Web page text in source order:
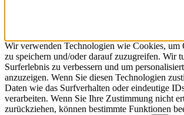
Wir verwenden Technologien wie Cookies, um
zu speichern und/oder darauf zuzugreifen. Wir
Surferlebnis zu verbessern und um
anzuzeigen. Wenn Sie diesen Technologien
Daten wie das Surfverhalten oder eindeutige
verarbeiten. Wenn Sie Ihre Zustimmung nicht
zurückziehen, können bestimmte Funktionen